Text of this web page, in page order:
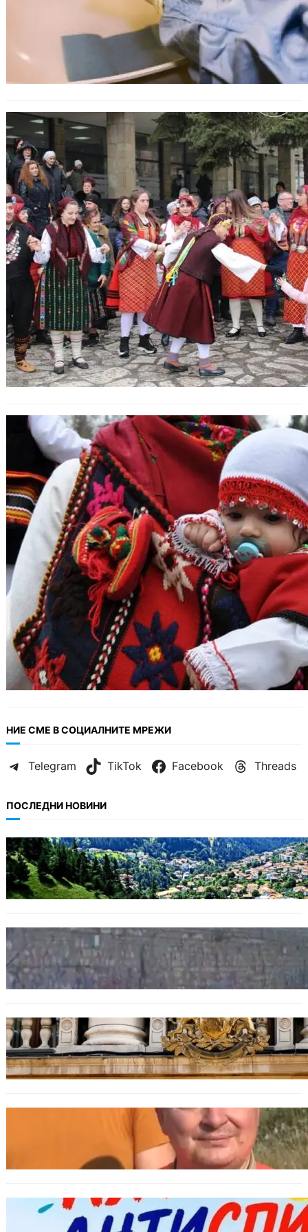
Ден на родилната помощ:
Традиции и обичаи на Бабинден.
Денят на родилната помощ и
традициите на Бабинден в
България
НИЕ СМЕ В СОЦИАЛНИТЕ МРЕЖИ
Telegram TikTok Facebook Threads
ПОСЛЕДНИ НОВИНИ
БЪЛГАРИЯ
Полицията алармира за нова схема с
фалшиви лечители и „вълшебни“ мехлеми
БЪЛГАРИЯ
Ограничават движението по улица
„Вълноломна“ във Варна
БЪЛГАРИЯ
Дрон навлезе в България край границата с
Румъния
МЗХ: Ловните билети ще могат да се
издават онлайн
БЪЛГАРИЯ
Варна предлага безплатни и анонимни